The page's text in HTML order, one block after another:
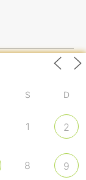
S D
1 2
8 9